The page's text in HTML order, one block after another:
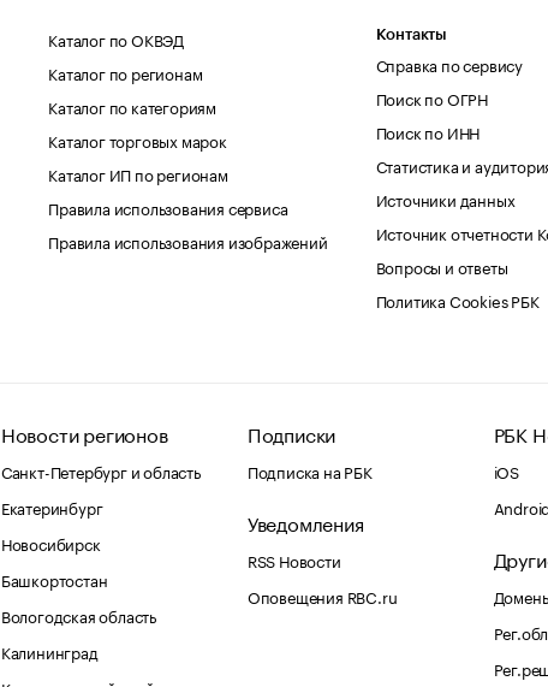
Каталог по ОКВЭД
Каталог по регионам
Каталог по категориям
Каталог торговых марок
Каталог ИП по регионам
Правила использования сервиса
Правила использования изображений
Контакты
Справка по сервису
Поиск по ОГРН
Поиск по ИНН
Статистика и
Источники данных
Источник отчетности
Вопросы и ответы
Политика Cookies РБК
Новости регионов
Санкт-Петербург и область
Екатеринбург
Новосибирск
Башкортостан
Вологодская область
Калининград
Подписки
Подписка на РБК
Уведомления
RSS Новости
Оповещения RBC.ru
РБК
iOS